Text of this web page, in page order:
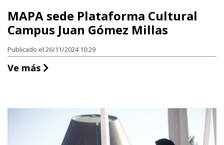
MAPA sede Plataforma Cultural
Campus Juan Gómez Millas
Publicado el 26/11/2024 10:29
Ve más MAPA sede Plataforma Cultural